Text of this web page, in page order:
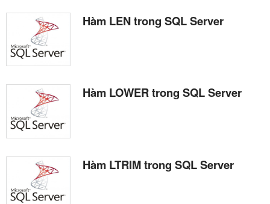
Hàm LEN trong SQL Server
Hàm LOWER trong SQL Server
Hàm LTRIM trong SQL Server